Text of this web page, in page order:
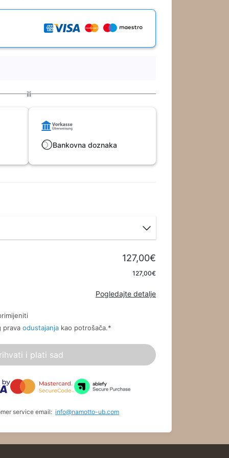
ili
Bankovna doznaka
127,00€
127,00€
Pogledajte detalje
prava odustajanja kao potrošača.*
i plati sad
service email: info@namotto-ub.com